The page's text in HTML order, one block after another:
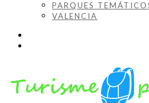
PARQUES
VALENCIA